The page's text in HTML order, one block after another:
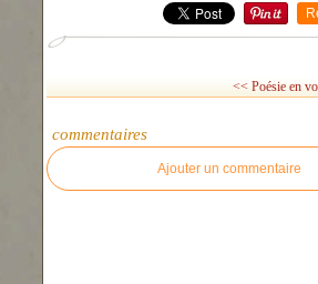
<< Poésie en
commentaires
Ajouter un commentaire